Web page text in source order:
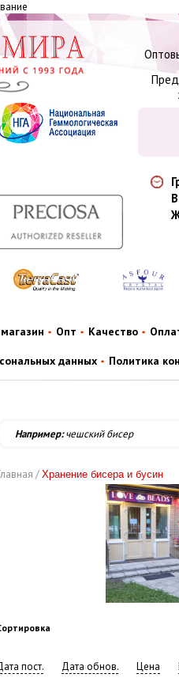
Опт Качество
данных Политика
Например:чешский бисер
/Хранение бисера и бусин
пост. Дата обнов. Цена